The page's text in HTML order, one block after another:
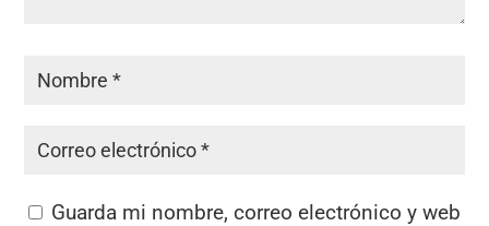
Guarda mi nombre, correo electrónico y web